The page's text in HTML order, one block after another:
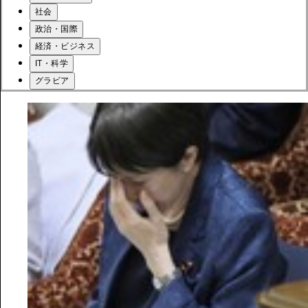
社会
政治・国際
経済・ビジネス
IT・科学
グラビア